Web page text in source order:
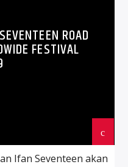
ROAD
FESTIVAL
Ifan Seventeen akan